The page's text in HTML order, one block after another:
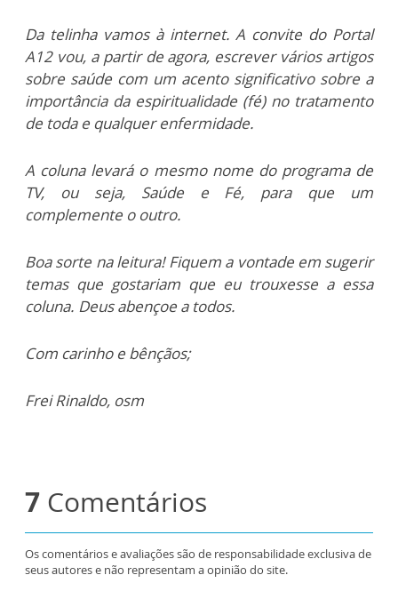
Da telinha vamos à internet. A convite do Portal
A12 vou, a partir de agora, escrever vários artigos
sobre saúde com um acento significativo sobre a
importância da espiritualidade (fé) no tratamento
de toda e qualquer enfermidade.
A coluna levará o mesmo nome do programa de
TV, ou seja, Saúde e Fé, para que um
complemente o outro.
Boa sorte na leitura! Fiquem a vontade em sugerir
temas que gostariam que eu trouxesse a essa
coluna. Deus abençoe a todos.
Com carinho e bênçãos;
Frei Rinaldo, osm
7 Comentários
Os comentários e avaliações são de responsabilidade exclusiva de
seus autores e não representam a opinião do site.